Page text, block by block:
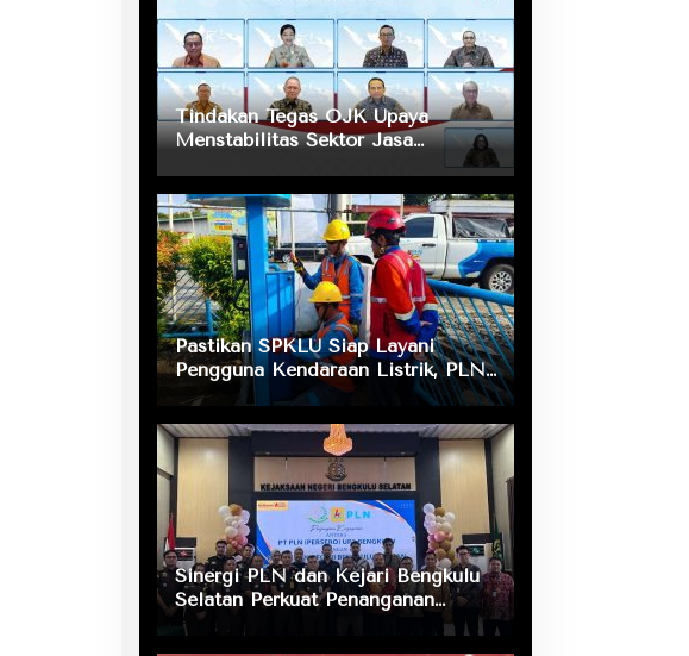
Tindakan Tegas OJK Upaya
Menstabilitas Sektor Jasa
Sektor Keuangan
Pastikan SPKLU Siap Layani
Pengguna Kendaraan Listrik, PLN
ULP Nusa Indah Lakukan
Daya
Sinergi PLN dan Kejari Bengkulu
Selatan Perkuat Penanganan
Masalah Hukum, Dukung Layanan